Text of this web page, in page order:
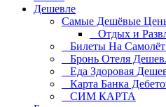
Дешевле
Самые Дешёвые
Отдых и
Билеты На
Бронь Отеля
Еда Здоровая
Карта Банка
СИМ КАРТА